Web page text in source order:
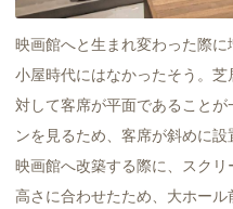
映画館へと生まれ変わった際
小屋時代にはなかったそう。
対して客席が平面であること
ンを見るため、客席が斜めに設
映画館へ改築する際に、スク
高さに合わせたため、大ホー